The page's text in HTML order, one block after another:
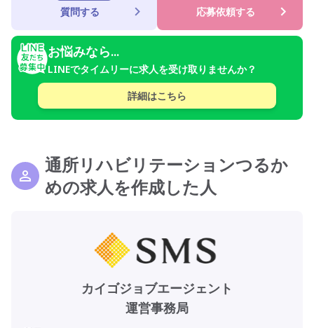
質問する 応募依頼する
お悩みなら...
LINEでタイムリーに求人を受け取りませんか？
詳細はこちら
通所リハビリテーションつるか
めの求人を作成した人
カイゴジョブエージェント
運営事務局